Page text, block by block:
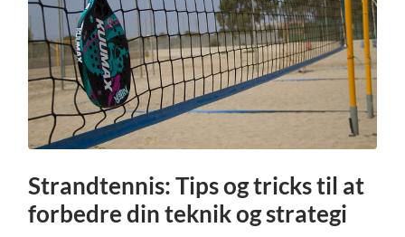
Strandtennis: Tips og tricks til at
forbedre din teknik og strategi